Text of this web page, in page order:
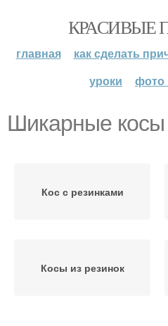
КРАСИВЫЕ
главная как сделать
уроки
фото
Шикарные косы
Кос с резинками
Косы из резинок